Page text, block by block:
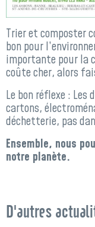
Trier et composter
bon pour
importante pour la
coûte cher, alors
Le bon réflexe :
cartons,
déchetterie, pas
Ensemble, nous
notre planète.
D'autres